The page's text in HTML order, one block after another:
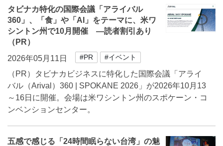
タビナカ特化の国際会議「アライバル
360」、「食」や「AI」をテーマに、米ワ
シントン州で10月開催 ―読者割引あり
（PR）
2026年05月11日
#PR #イベント
（PR）タビナカビジネスに特化した国際会議「アライ
バル（Arival）360 | SPOKANE 2026」が2026年10月13
～16日に開催。会場は米ワシントン州のスポケーン・コ
ンベンションセンター。
五感で感じる「24時間眠らない台湾」の魅